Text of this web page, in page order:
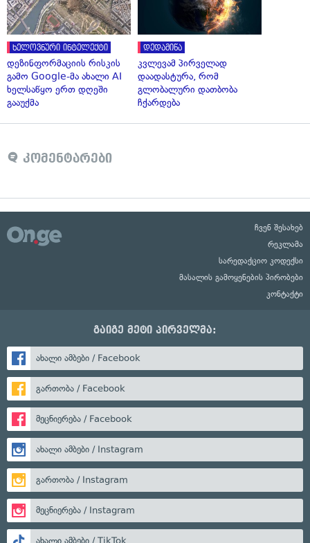
ხელოვნური ინტელექტი
დეზინფორმაციის რისკის
გამო Google-მა ახალი AI
ხელსაწყო ერთ დღეში
გააუქმა
დედამიწა
კვლევამ პირველად
დაადასტურა, რომ
გლობალური დათბობა
ჩქარდება
კომენტარები
ჩვენ შესახებ
რეკლამა
სარედაქციო კოდექსი
მასალის გამოყენების პირობები
კონტაქტი
გაიგე მეტი პირველმა:
ახალი ამბები / Facebook
გართობა / Facebook
მეცნიერება / Facebook
ახალი ამბები / Instagram
გართობა / Instagram
მეცნიერება / Instagram
ახალი ამბები / TikTok